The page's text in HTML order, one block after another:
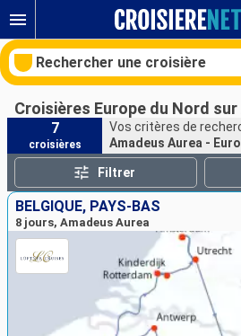
Rechercher une croisière
Nos destinations
Mois de départ
Ports
Croisières Europe du Nord
7
croisières
Vos critères de
Amadeus Aurea -
Filtrer
BELGIQUE, PAYS-BAS
8 jours, Amadeus Aurea